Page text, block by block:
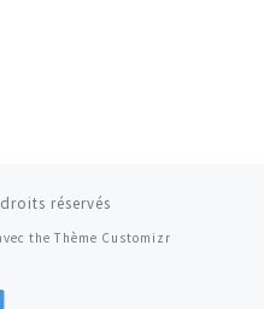
réservés
the Thème Customizr